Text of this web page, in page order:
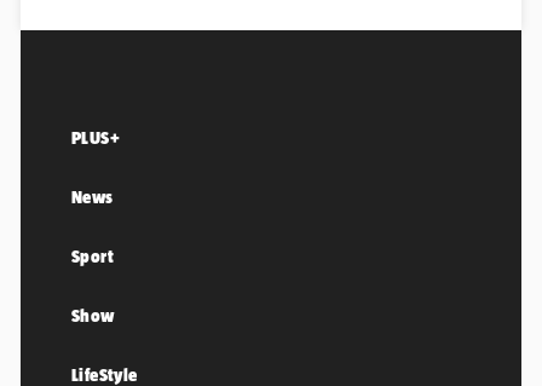
PLUS+
News
Sport
Show
LifeStyle